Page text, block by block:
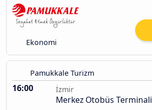
Ekonomi
Pamukkale Turizm
16:00 İzmir
Merkez Otobüs Terminali